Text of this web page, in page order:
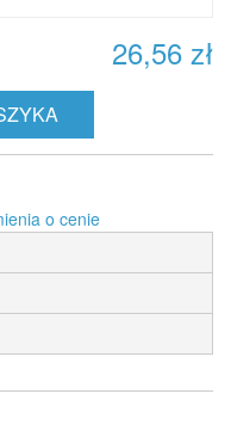
26,56 zł
o cenie